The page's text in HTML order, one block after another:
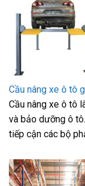
Cầu nâng xe ô tô
Cầu nâng xe ô tô
và bảo dưỡng ô
tiếp cận các bộ